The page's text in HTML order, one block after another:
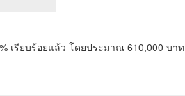
เรียบร้อยแล้ว โดยประมาณ 610,000 บาท